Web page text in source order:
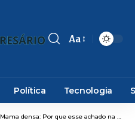
Font
Aa
Política Tecnologia
Mama densa: Por que esse achado na mamografia exige atenção especial, segundo o Dr. Vinicius Tadeu Sattin Rodrigues